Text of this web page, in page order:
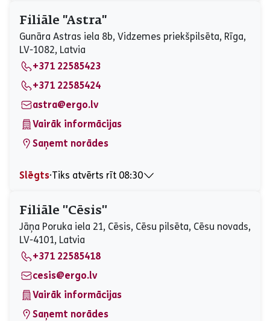
Otrdiena
08:30 - 17:00
Trešdiena
08:30 - 17:00
Ceturtdiena
08:30 - 17:00
Piektdiena
Sestdiena
Slēgts
Svētdiena
Slēgts
Filiāle ''Astra''
Gunāra Astras iela 8b, Vidzemes priekšpilsēta, Rīga,
LV-1082, Latvia
+371 22585423
+371 22585424
astra@ergo.lv
Vairāk informācijas
Saņemt norādes
Slēgts⋅Tiks atvērts rīt 08:30
Otrdiena
08:30 - 17:00
Trešdiena
08:30 - 17:00
Ceturtdiena
08:30 - 17:00
Piektdiena
Sestdiena
Slēgts
Svētdiena
Slēgts
Filiāle "Cēsis"
Jāņa Poruka iela 21, Cēsis, Cēsu pilsēta, Cēsu novads,
LV-4101, Latvia
+371 22585418
cesis@ergo.lv
Vairāk informācijas
Saņemt norādes